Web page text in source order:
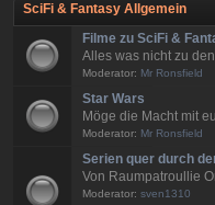
SciFi & Fantasy Allgemein
Filme zu SciFi &
Alles was nicht zu
Moderator: Mr Ronsfield
Star Wars
Möge die Macht mit
Moderator: Mr Ronsfield
Serien quer durch
Von Raumpatroullie
Moderator: sven1310